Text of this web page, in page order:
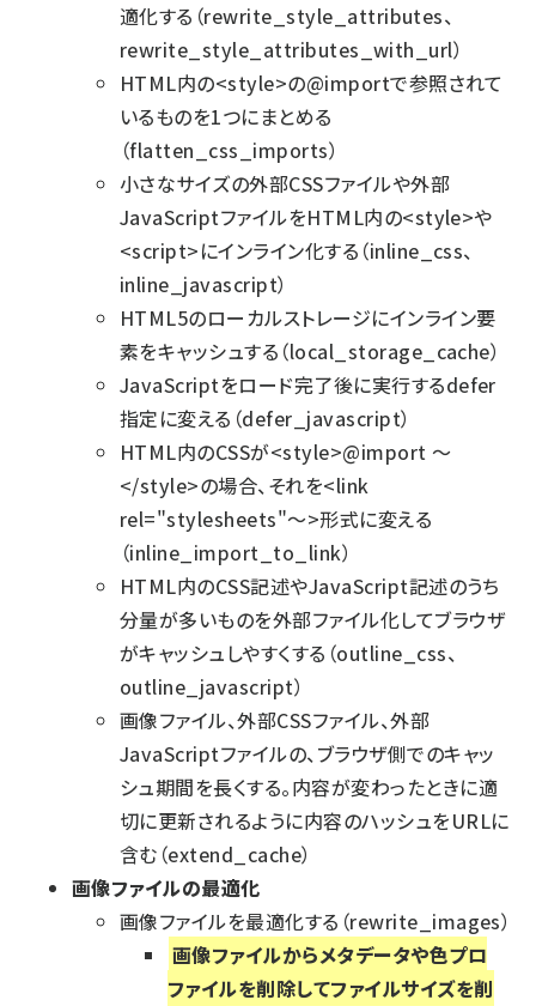
適化する（rewrite_style_attributes、
rewrite_style_attributes_with_url）
HTML内の<style>の@importで参照されて
いるものを1つにまとめる
（flatten_css_imports）
小さなサイズの外部CSSファイルや外部
JavaScriptファイルをHTML内の<style>や
<script>にインライン化する（inline_css、
inline_javascript）
HTML5のローカルストレージにインライン要
素をキャッシュする（local_storage_cache）
JavaScriptをロード完了後に実行するdefer
指定に変える（defer_javascript）
HTML内のCSSが<style>@import ～
</style>の場合、それを<link
rel="stylesheets"～>形式に変える
（inline_import_to_link）
HTML内のCSS記述やJavaScript記述のうち
分量が多いものを外部ファイル化してブラウザ
がキャッシュしやすくする（outline_css、
outline_javascript）
画像ファイル、外部CSSファイル、外部
JavaScriptファイルの、ブラウザ側でのキャッ
シュ期間を長くする。内容が変わったときに適
切に更新されるように内容のハッシュをURLに
含む（extend_cache）
画像ファイルの最適化
画像ファイルを最適化する（rewrite_images）
画像ファイルからメタデータや色プロ
ファイルを削除してファイルサイズを削